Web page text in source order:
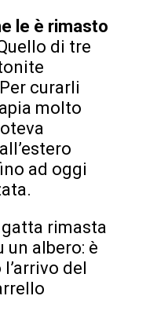
le è rimasto
di tre
curarli
molto
ad oggi
rimasta
albero: è
del